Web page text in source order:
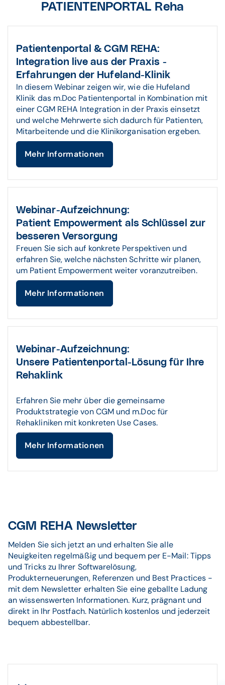
PATIENTENPORTAL Reha
Patientenportal & CGM REHA:
Integration live aus der Praxis -
Erfahrungen der Hufeland-Klinik
In diesem Webinar zeigen wir, wie die Hufeland
Klinik das m.Doc Patientenportal in Kombination mit
einer CGM REHA Integration in der Praxis einsetzt
und welche Mehrwerte sich dadurch für Patienten,
Mitarbeitende und die Klinikorganisation ergeben.
Mehr Informationen
Webinar-Aufzeichnung:
Patient Empowerment als Schlüssel zur
besseren Versorgung
Freuen Sie sich auf konkrete Perspektiven und
erfahren Sie, welche nächsten Schritte wir planen,
um Patient Empowerment weiter voranzutreiben.
Mehr Informationen
Webinar-Aufzeichnung:
Unsere Patientenportal-Lösung für Ihre
Rehaklink
Erfahren Sie mehr über die gemeinsame
Produktstrategie von CGM und m.Doc für
Rehakliniken mit konkreten Use Cases.
Mehr Informationen
CGM REHA Newsletter
Melden Sie sich jetzt an und erhalten Sie alle
Neuigkeiten regelmäßig und bequem per E-Mail: Tipps
und Tricks zu Ihrer Softwarelösung,
Produkterneuerungen, Referenzen und Best Practices -
mit dem Newsletter erhalten Sie eine geballte Ladung
an wissenswerten Informationen. Kurz, prägnant und
direkt in Ihr Postfach. Natürlich kostenlos und jederzeit
bequem abbestellbar.